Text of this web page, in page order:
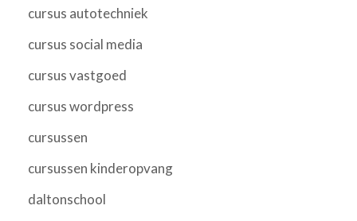
cursus autotechniek
cursus social media
cursus vastgoed
cursus wordpress
cursussen
cursussen kinderopvang
daltonschool